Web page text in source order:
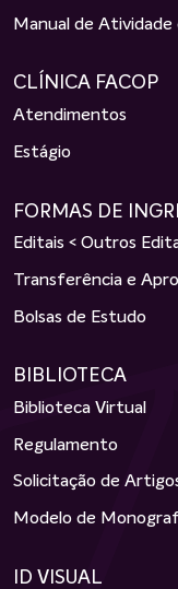
Manual de Atividade
CLÍNICA FACOP
Atendimentos
Estágio
FORMAS DE
Editais < Outros
Transferência e
Bolsas de Estudo
BIBLIOTECA
Biblioteca Virtual
Regulamento
Solicitação de
Modelo de
ID VISUAL